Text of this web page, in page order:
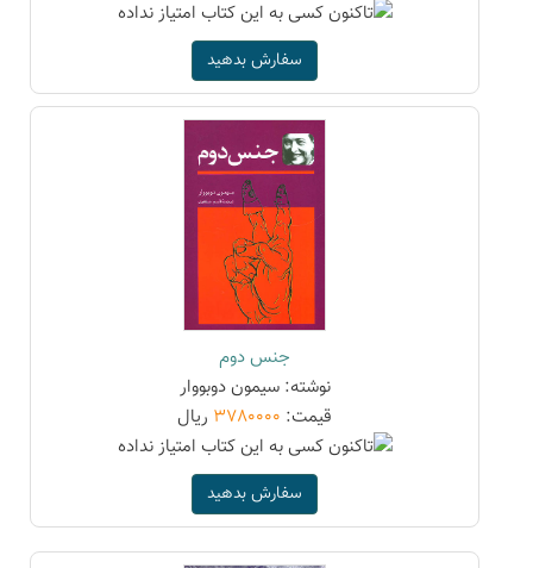
سفارش بدهید
جنس دوم
نوشته: سیمون دوبووار
قیمت: 3780000 ریال
سفارش بدهید